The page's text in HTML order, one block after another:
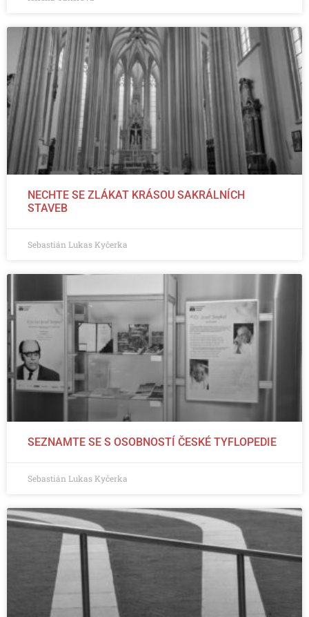
NECHTE SE ZLÁKAT KRÁSOU SAKRÁLNÍCH
STAVEB
Sebastián Lukas Kyčerka
SEZNAMTE SE S OSOBNOSTÍ ČESKÉ TYFLOPEDIE
Sebastián Lukas Kyčerka